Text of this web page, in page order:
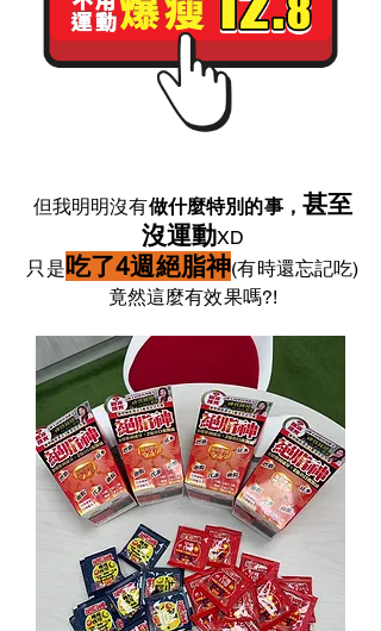
但我明明沒有做什麼特別的事， 甚至
沒運動XD
只是吃了4週絕脂神(有時還忘記吃)
竟然這麼有效果嗎?!